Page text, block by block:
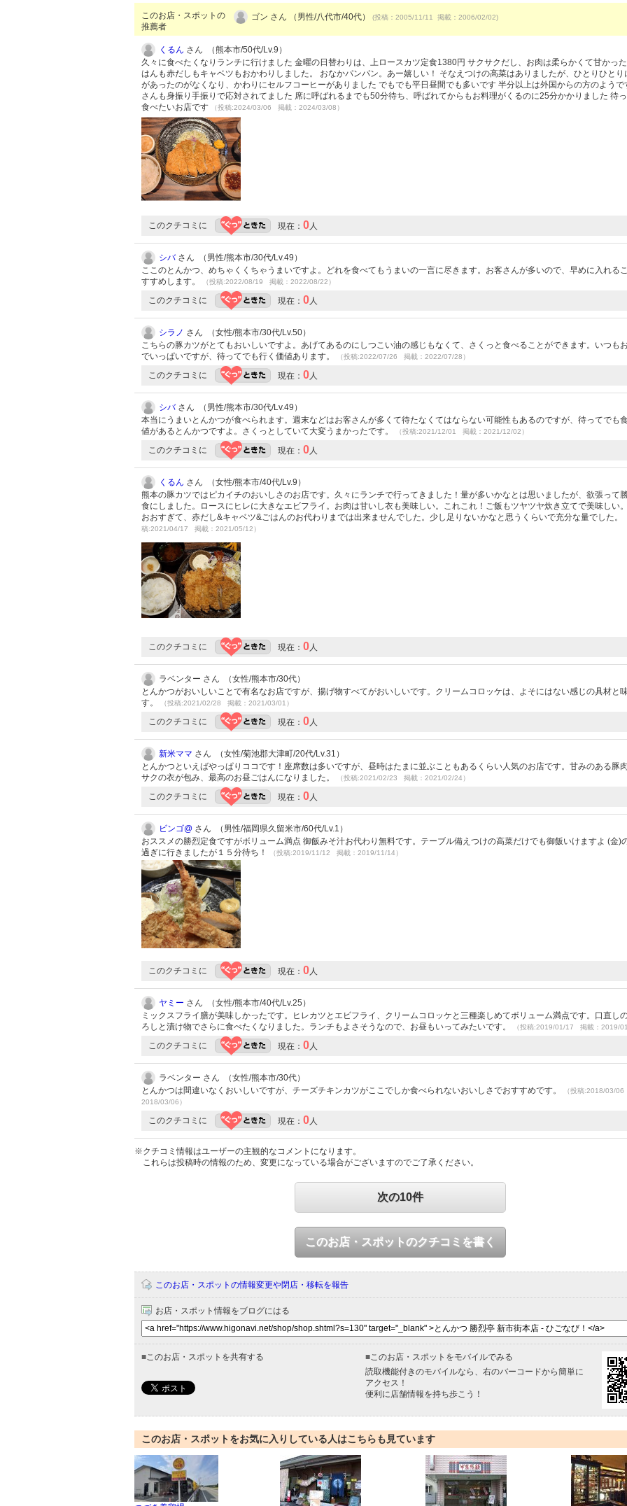
このお店・スポットの
推薦者
ゴン さん （男性/八代市/40代） (投稿：2005/11/11 掲載：2006/02/02)
くるん さん （熊本市/50代/Lv.9）
久々に食べたくなりランチに行けました 金曜の日替わりは、上ロースカツ定食1380円 サクサクだし、お肉は柔らかくて甘かっ
はんも赤だしもキャベツもおかわりしました。 おなかパンパン。あー嬉しい！ そなえつけの高菜はありましたが、ひとりひとり
があったのがなくなり、かわりにセルフコーヒーがありました でもでも平日昼間でも多いです 半分以上は外国からの方のようで
さんも身振り手振りで応対されてました 席に呼ばれるまでも50分待ち、呼ばれてからもお料理がくるのに25分かかりました 待
食べたいお店です
（投稿:2024/03/06 掲載：2024/03/08）
このクチコミに 現在： 0人
シバさん （男性/熊本市/30代/Lv.49）
ここのとんかつ、めちゃくくちゃうまいですよ。どれを食べてもうまいの一言に尽きます。お客さんが多いので、早めに入れる
すすめします。
（投稿:2022/08/19 掲載：2022/08/22）
このクチコミに 現在： 0人
シラノ さん （女性/熊本市/30代/Lv.50）
こちらの豚カツがとてもおいしいですよ。あげてあるのにしつこい油の感じもなくて、さくっと食べることができます。いつも
でいっぱいですが、待ってでも行く価値あります。
（投稿:2022/07/26 掲載：2022/07/28）
このクチコミに 現在： 0人
シバさん （男性/熊本市/30代/Lv.49）
本当にうまいとんかつが食べられます。週末などはお客さんが多くて待たなくてはならない可能性もあるのですが、待ってでも
値があるとんかつですよ。さくっとしていて大変うまかったです。
（投稿:2021/12/01 掲載：2021/12/02）
このクチコミに 現在： 0人
くるん さん （女性/熊本市/40代/Lv.9）
熊本の豚カツではピカイチのおいしさのお店です。久々にランチで行ってきました！量が多いかなとは思いましたが、欲張って
食にしました。ロースにヒレに大きなエビフライ。お肉は甘いし衣も美味しい。これこれ！ご飯もツヤツヤ炊き立てで美味しい
おおすぎて、赤だし&キャベツ&ごはんのお代わりまでは出来ませんでした。少し足りないかなと思うくらいで充分な量でした。
稿:2021/04/17 掲載：2021/05/12）
このクチコミに 現在： 0人
ラベンター さん （女性/熊本市/30代）
とんかつがおいしいことで有名なお店ですが、揚げ物すべてがおいしいです。クリームコロッケは、よそにはない感じの具材と
す。
（投稿:2021/02/28 掲載：2021/03/01）
このクチコミに 現在： 0人
新米ママ さん （女性/菊池郡大津町/20代/Lv.31）
とんかつといえばやっぱりココです！座席数は多いですが、昼時はたまに並ぶこともあるくらい人気のお店です。甘みのある豚
サクの衣が包み、最高のお昼ごはんになりました。
（投稿:2021/02/23 掲載：2021/02/24）
このクチコミに 現在： 0人
ビンゴ@ さん （男性/福岡県久留米市/60代/Lv.1）
おススメの勝烈定食ですがボリューム満点 御飯みそ汁お代わり無料です。テーブル備えつけの高菜だけでも御飯いけますよ (金)
過ぎに行きましたが１５分待ち！
（投稿:2019/11/12 掲載：2019/11/14）
このクチコミに 現在： 0人
ヤミー さん （女性/熊本市/40代/Lv.25）
ミックスフライ膳が美味しかったです。ヒレカツとエビフライ、クリームコロッケと三種楽しめてボリューム満点です。口直し
ろしと漬け物でさらに食べたくなりました。ランチもよさそうなので、お昼もいってみたいです。
（投稿:2019/01/17 掲載：2019/
このクチコミに 現在： 0人
ラベンター さん （女性/熊本市/30代）
とんかつは間違いなくおいしいですが、チーズチキンカツがここでしか食べられないおいしさでおすすめです。
（投稿:2018/03/06
2018/03/06）
このクチコミに 現在： 0人
※クチコミ情報はユーザーの主観的なコメントになります。
これらは投稿時の情報のため、変更になっている場合がございますのでご了承ください。
次の10件
このお店・スポットのクチコミを書く
このお店・スポットの情報変更や閉店・移転を報告
お店・スポット情報をブログにはる
■このお店・スポットを共有する ■このお店・スポットをモバイルでみる
読取機能付きのモバイルなら、右のバーコードから簡単に
アクセス！
便利に店舗情報を持ち歩こう！
このお店・スポットをお気に入りしている人はこちらも見ています